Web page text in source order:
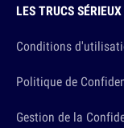
LES TRUCS SÉRIEUX
Conditions
Politique de
Gestion de la